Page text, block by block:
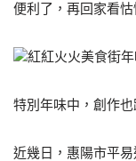
便利了，再回家看怙
紅紅火火美食街
特別年味中，創作也
近幾日，惠陽市平